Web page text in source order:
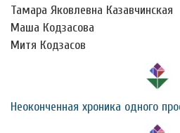
Тамара Яковлевна Казавчинская
Маша Кодзасова
Митя Кодзасов
Неоконченная хроника одного